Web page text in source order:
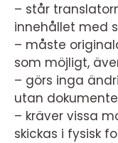
– står
innehållet med
– måste
som möjligt,
– görs inga
utan
– kräver vissa
skickas i fysisk